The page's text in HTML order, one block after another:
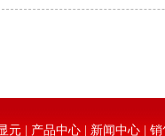
元 产品中心 新闻中心 销